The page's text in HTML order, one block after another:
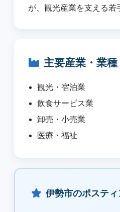
が、観光産業を支える若
主要産業・業種
観光・宿泊業
飲食サービス業
卸売・小売業
医療・福祉
伊勢市のポステ